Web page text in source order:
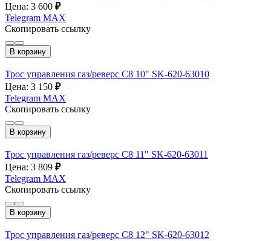
Цена: 3 600 ₽
Telegram MAX
Скопировать ссылку
В корзину
Трос управления газ/реверс C8 10" SK-620-63010
Цена: 3 150 ₽
Telegram MAX
Скопировать ссылку
В корзину
Трос управления газ/реверс C8 11" SK-620-63011
Цена: 3 809 ₽
Telegram MAX
Скопировать ссылку
В корзину
Трос управления газ/реверс C8 12" SK-620-63012